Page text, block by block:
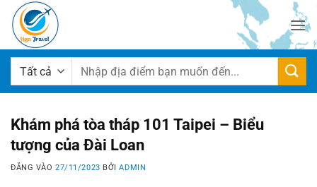
qua
dung
Tìm
Khám phá tòa tháp 101 Taipei – Biểu
tượng của Đài Loan
ĐĂNG VÀO27/11/2023 BỞIADMIN